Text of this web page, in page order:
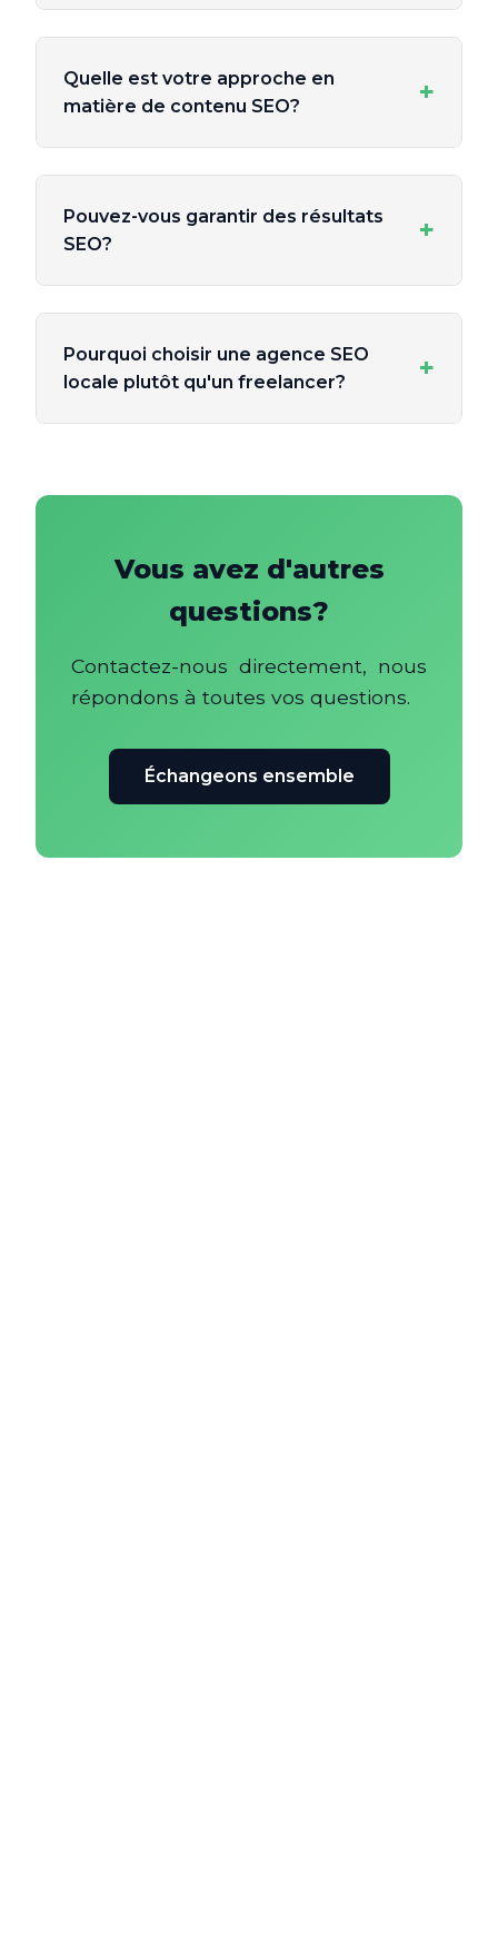
Quelle est votre approche en
matière de contenu SEO?
+
Pouvez-vous garantir des résultats
SEO?
+
Pourquoi choisir une agence SEO
locale plutôt qu'un freelancer?
+
Vous avez d'autres
questions?
Contactez-nous directement, nous
répondons à toutes vos questions.
Échangeons ensemble